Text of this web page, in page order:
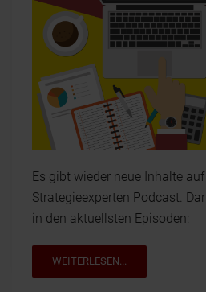
Es gibt wieder neue Inhalte
Strategieexperten Podcast.
in den aktuellsten Episoden:
WEITERLESEN...